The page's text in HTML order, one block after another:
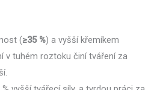
(≥35 %) a vyšší křemíkem
v tuhém roztoku činí tváření za